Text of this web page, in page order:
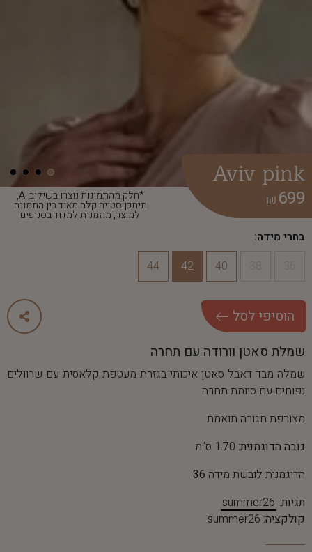
*חלק מהתמונות נוצרו בשילוב AI,
תיתכן סטייה קלה מאוד בין התמונה
למוצר, מוזמנות למדוד בסניפים
Aviv pink
699
₪
בחרי מידה:
40
42
44
הוסיפי לסל
שמלת סאטן וורודה עם תחרה
שמלה מבד דאבל סאטן איכותי בגזרת מעטפת קלאסית עם שרוולים
נפוחים עם סיומת תחרה
מצורפת חגורה תואמת
גובה הדוגמנית: 1.70 ס"מ
הדוגמנית לובשת מידה 36
תגיות: summer26
קולקציה: summer26